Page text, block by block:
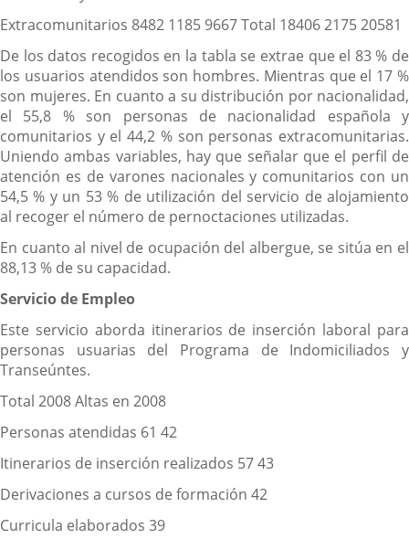
Extracomunitarios 8482 1185 9667 Total 18406 2175 20581
De los datos recogidos en la tabla se extrae que el 83 % de
los usuarios atendidos son hombres. Mientras que el 17 %
son mujeres. En cuanto a su distribución por nacionalidad,
el 55,8 % son personas de nacionalidad española y
comunitarios y el 44,2 % son personas extracomunitarias.
Uniendo ambas variables, hay que señalar que el perfil de
atención es de varones nacionales y comunitarios con un
54,5 % y un 53 % de utilización del servicio de alojamiento
al recoger el número de pernoctaciones utilizadas.
En cuanto al nivel de ocupación del albergue, se sitúa en el
88,13 % de su capacidad.
Servicio de Empleo
Este servicio aborda itinerarios de inserción laboral para
personas usuarias del Programa de Indomiciliados y
Transeúntes.
Total 2008 Altas en 2008
Personas atendidas 61 42
Itinerarios de inserción realizados 57 43
Derivaciones a cursos de formación 42
Curricula elaborados 39